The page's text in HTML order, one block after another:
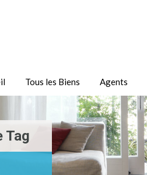
Tous les Biens Agents
Tag